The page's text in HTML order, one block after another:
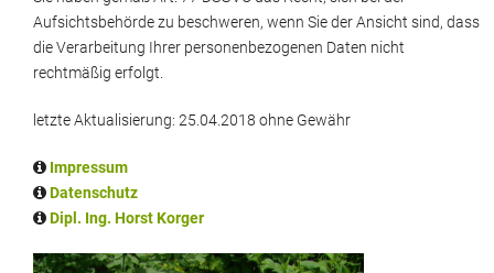
Aufsichtsbehörde zu beschweren, wenn Sie der Ansicht sind, dass
die Verarbeitung Ihrer personenbezogenen Daten nicht
rechtmäßig erfolgt.
letzte Aktualisierung: 25.04.2018 ohne Gewähr
Impressum
Datenschutz
Dipl. Ing. Horst Korger